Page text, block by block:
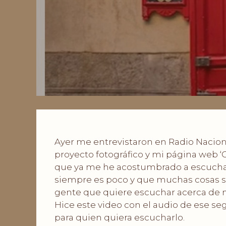
Ayer me entrevistaron en Radio
proyecto fotográfico y mi página web
que ya me he acostumbrado a
siempre es poco y que muchas cosas
gente que quiere escuchar acerca de
Hice este video con el audio de ese
para quien quiera escucharlo.